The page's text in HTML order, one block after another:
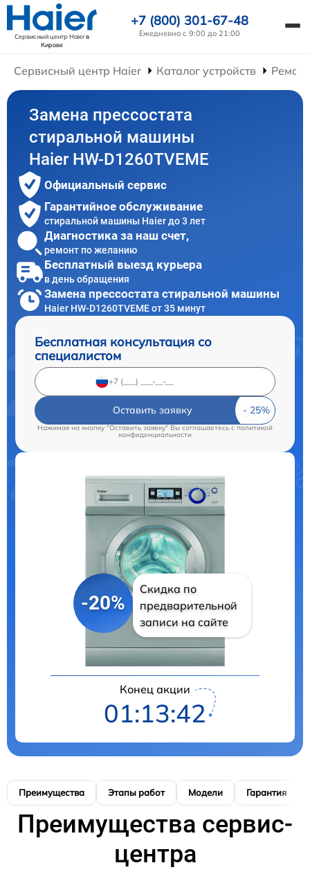
Сервисный центр Haierв
Кирове
+7 (800) 301-67-48
Ежедневно с 9:00 до 21:00
Сервисный центр Haier Каталог устройств
Замена прессостата
стиральной машины
Haier HW-D1260TVEME
Официальный сервис
Гарантийное обслуживание
стиральной машины Haier до 3 лет
Диагностика за наш счет,
ремонт по желанию
Бесплатный выезд курьера
в день обращения
Замена прессостата стиральной машины
Haier HW-D1260TVEME от 35 минут
Бесплатная консультация со
специалистом
Оставить заявку
Нажимая на кнопку "Оставить заявку" Вы соглашаетесь cполитикой
конфиденциальности
-20%
Скидка по
предварительной
записи на сайте
Конец акции
01:13:41
Преимущества Этапы работ Модели Гарантия
Преимущества сервис-
центра